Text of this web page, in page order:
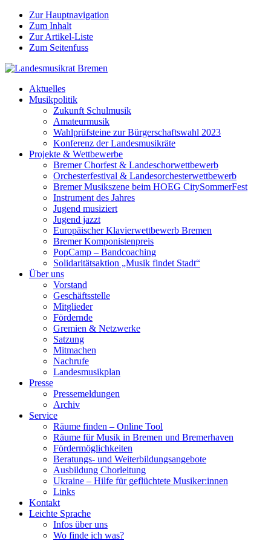
Zur Hauptnavigation
Zum Inhalt
Zur Artikel-Liste
Zum Seitenfuss
Aktuelles
Musikpolitik
Zukunft Schulmusik
Amateurmusik
Wahlprüfsteine zur Bürgerschaftswahl 2023
Konferenz der Landesmusikräte
Projekte & Wettbewerbe
Bremer Chorfest & Landeschorwettbewerb
Orchesterfestival & Landesorchesterwettbewerb
Bremer Musikszene beim HOEG CitySommerFest
Instrument des Jahres
Jugend musiziert
Jugend jazzt
Europäischer Klavierwettbewerb Bremen
Bremer Komponistenpreis
PopCamp – Bandcoaching
Solidaritätsaktion „Musik findet Stadt“
Über uns
Vorstand
Geschäftsstelle
Mitglieder
Fördernde
Gremien & Netzwerke
Satzung
Mitmachen
Nachrufe
Landesmusikplan
Presse
Pressemeldungen
Archiv
Service
Räume finden – Online Tool
Räume für Musik in Bremen und Bremerhaven
Fördermöglichkeiten
Beratungs- und Weiterbildungsangebote
Ausbildung Chorleitung
Ukraine – Hilfe für geflüchtete Musiker:innen
Links
Kontakt
Leichte Sprache
Infos über uns
Wo finde ich was?